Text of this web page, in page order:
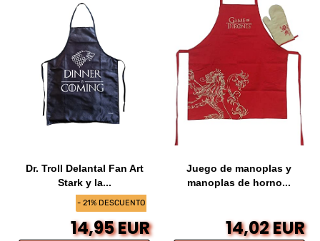
- 21% DESCUENTO
Dr. Troll Delantal Fan Art
Stark y la...
14,95 EUR
Juego de manoplas y
manoplas de horno...
14,02 EUR